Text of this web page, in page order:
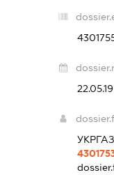
22.05.19